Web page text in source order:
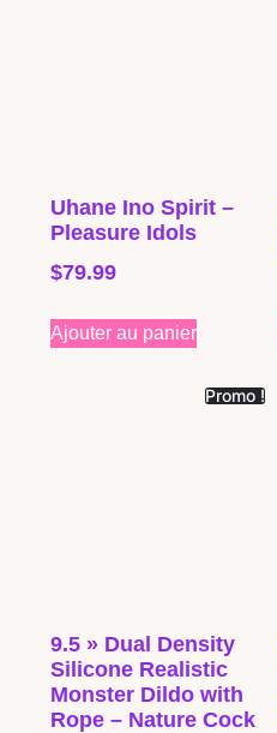
Uhane Ino Spirit –
Pleasure Idols
$79.99
Ajouter au panier
Promo !
9.5 » Dual Density
Silicone Realistic
Monster Dildo with
Rope – Nature Cock